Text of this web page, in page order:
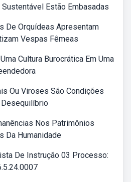
Estão Embasadas
De Orquídeas Apresentam
Vespas Fêmeas
Cultura Burocrática Em Uma
Ou Viroses São Condições
Nos Patrimônios
Da Humanidade
De Instrução 03 Processo: